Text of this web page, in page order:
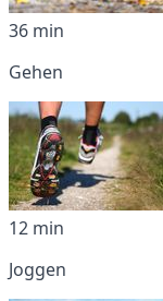
36 min
Gehen
12 min
Joggen